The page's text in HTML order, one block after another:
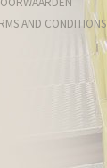
AND CONDITIONS